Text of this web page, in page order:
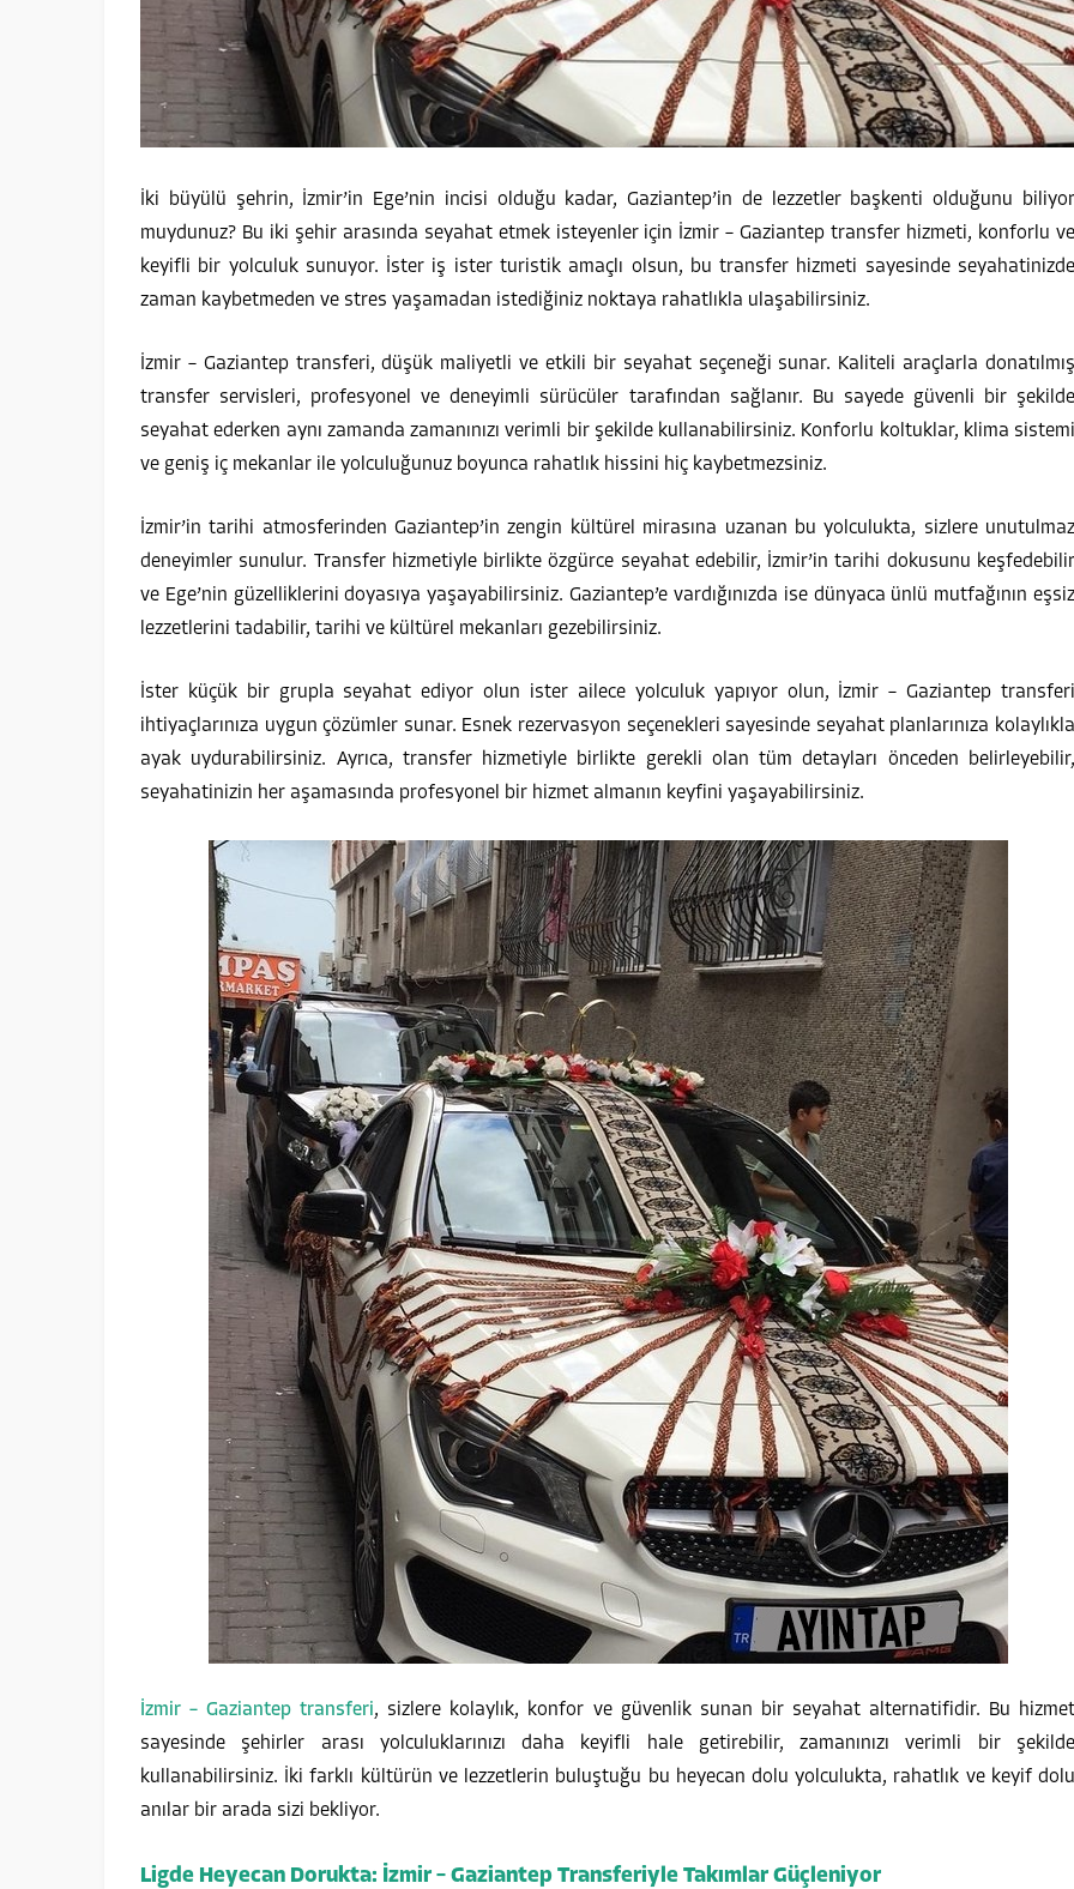
İki büyülü şehrin, İzmir’in Ege’nin incisi olduğu kadar, Gaziantep’in de lezzetler başkenti olduğunu biliyor
muydunuz? Bu iki şehir arasında seyahat etmek isteyenler için İzmir – Gaziantep transfer hizmeti, konforlu ve
keyifli bir yolculuk sunuyor. İster iş ister turistik amaçlı olsun, bu transfer hizmeti sayesinde seyahatinizde
zaman kaybetmeden ve stres yaşamadan istediğiniz noktaya rahatlıkla ulaşabilirsiniz.
İzmir – Gaziantep transferi, düşük maliyetli ve etkili bir seyahat seçeneği sunar. Kaliteli araçlarla donatılmış
transfer servisleri, profesyonel ve deneyimli sürücüler tarafından sağlanır. Bu sayede güvenli bir şekilde
seyahat ederken aynı zamanda zamanınızı verimli bir şekilde kullanabilirsiniz. Konforlu koltuklar, klima sistemi
ve geniş iç mekanlar ile yolculuğunuz boyunca rahatlık hissini hiç kaybetmezsiniz.
İzmir’in tarihi atmosferinden Gaziantep’in zengin kültürel mirasına uzanan bu yolculukta, sizlere unutulmaz
deneyimler sunulur. Transfer hizmetiyle birlikte özgürce seyahat edebilir, İzmir’in tarihi dokusunu keşfedebilir
ve Ege’nin güzelliklerini doyasıya yaşayabilirsiniz. Gaziantep’e vardığınızda ise dünyaca ünlü mutfağının eşsiz
lezzetlerini tadabilir, tarihi ve kültürel mekanları gezebilirsiniz.
İster küçük bir grupla seyahat ediyor olun ister ailece yolculuk yapıyor olun, İzmir – Gaziantep transferi
ihtiyaçlarınıza uygun çözümler sunar. Esnek rezervasyon seçenekleri sayesinde seyahat planlarınıza kolaylıkla
ayak uydurabilirsiniz. Ayrıca, transfer hizmetiyle birlikte gerekli olan tüm detayları önceden belirleyebilir,
seyahatinizin her aşamasında profesyonel bir hizmet almanın keyfini yaşayabilirsiniz.
İzmir – Gaziantep transferi, sizlere kolaylık, konfor ve güvenlik sunan bir seyahat alternatifidir. Bu
sayesinde şehirler arası yolculuklarınızı daha keyifli hale getirebilir, zamanınızı verimli bir şekilde
kullanabilirsiniz. İki farklı kültürün ve lezzetlerin buluştuğu bu heyecan dolu yolculukta, rahatlık ve keyif dolu
anılar bir arada sizi bekliyor.
Ligde Heyecan Dorukta: İzmir – Gaziantep Transferiyle Takımlar Güçleniyor